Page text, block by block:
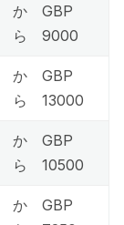
か
ら
GBP
9000
か
ら
GBP
13000
か
ら
GBP
10500
か
GBP